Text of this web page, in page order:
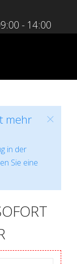
- 14:00
mehr
in der
Sie eine